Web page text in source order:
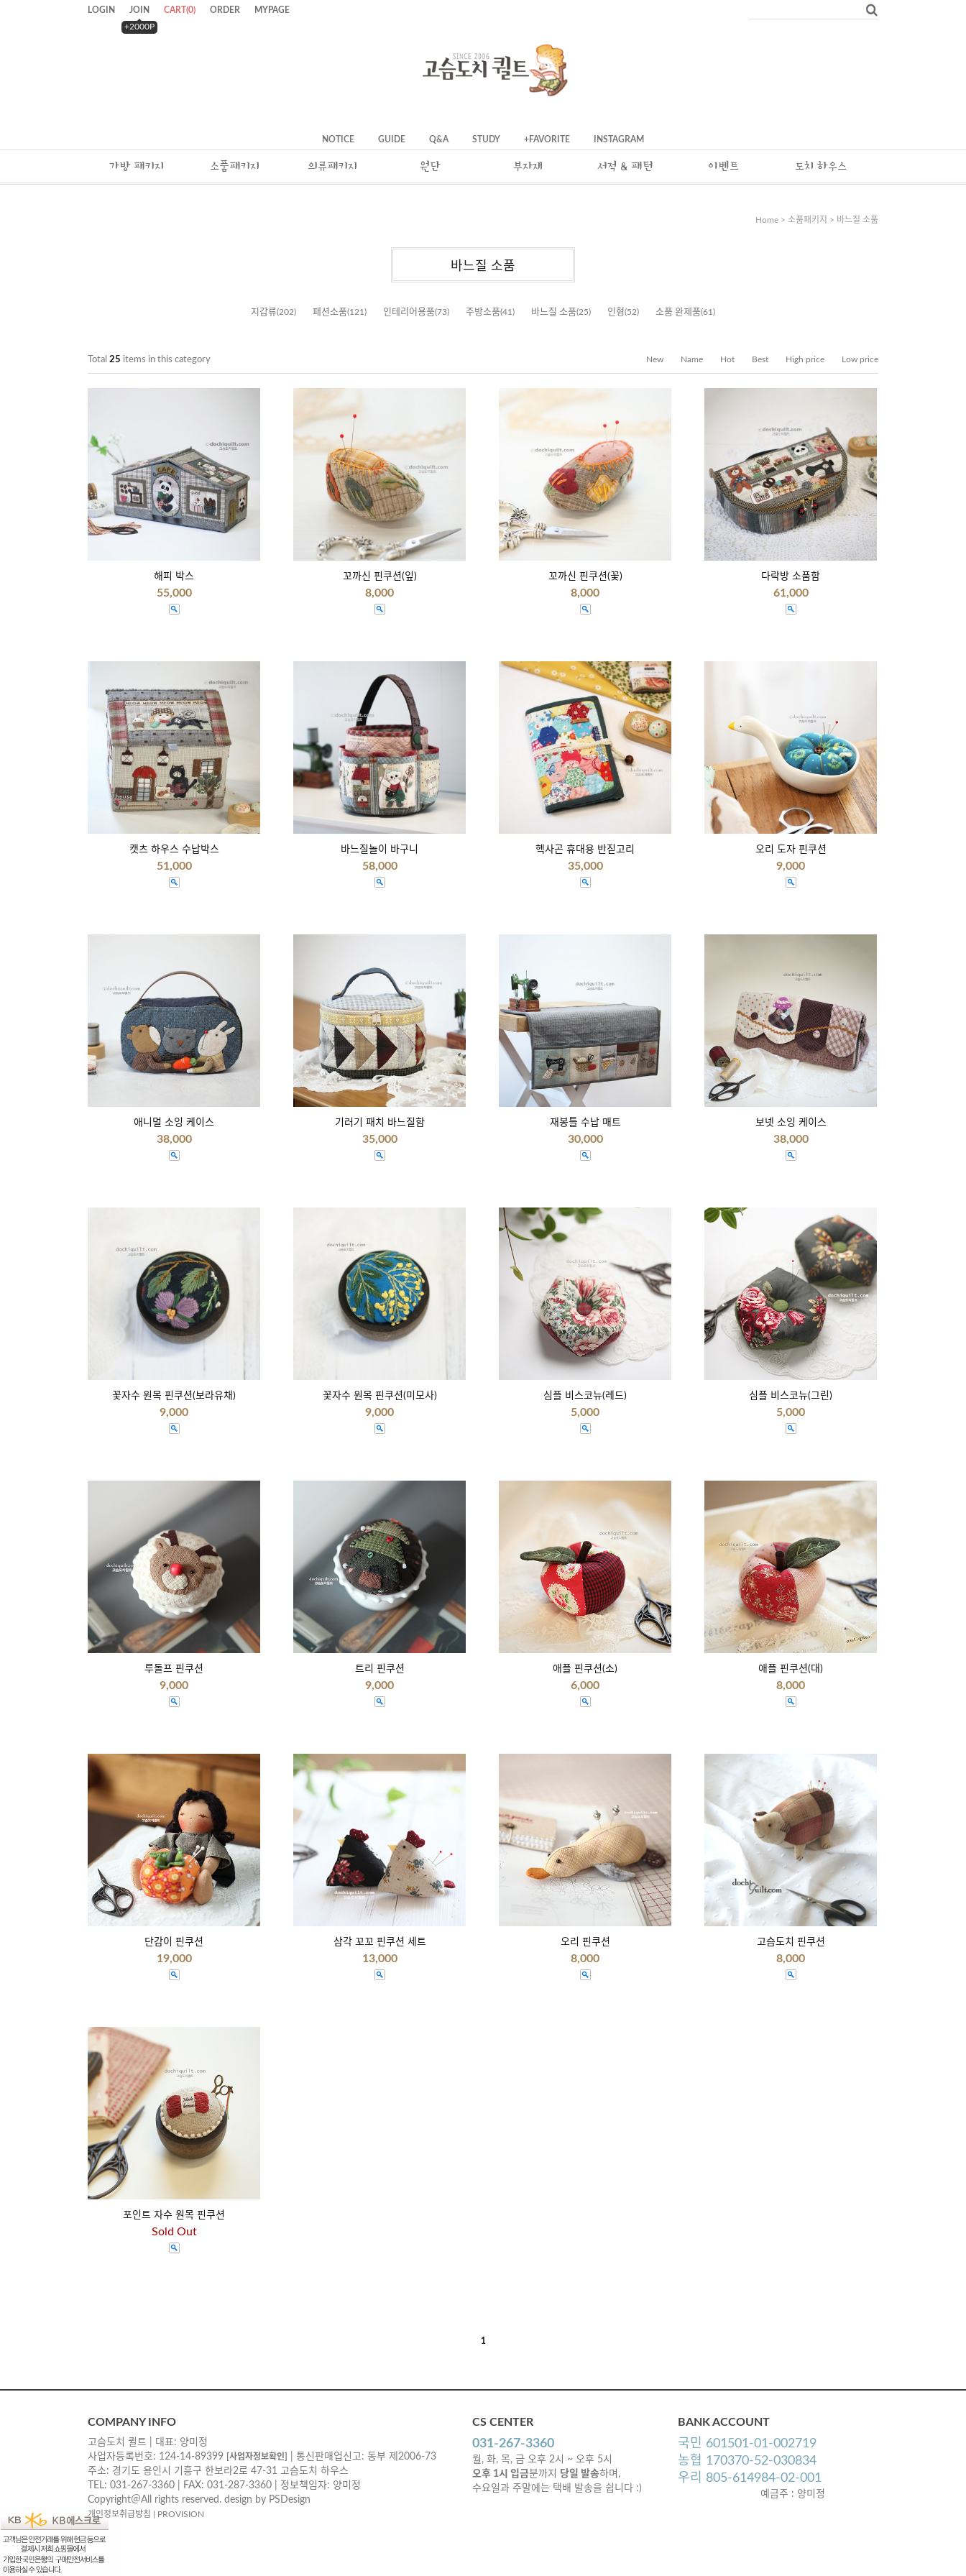
LOGIN
JOIN
+2000P
CART(0) ORDER MYPAGE
NOTICE GUIDE Q&A STUDY +FAVORITE INSTAGRAM
가방 패키지 소품패키지 의류패키지 원단 부자재 서적 & 패턴 이벤트 도치 하우스
Home > 소품패키지 > 바느질 소품
바느질 소품
지갑류(202) 패션소품(121) 인테리어용품(73) 주방소품(41) 바느질 소품(25) 인형(52) 소품 완제품(61)
Total 25 items in this category New Name Hot Best High price Low price
해피 박스
55,000
꼬까신 핀쿠션(잎)
8,000
꼬까신 핀쿠션(꽃)
8,000
다락방 소품함
61,000
캣츠 하우스 수납박스
51,000
바느질놀이 바구니
58,000
헥사곤 휴대용 반짇고리
35,000
오리 도자 핀쿠션
9,000
애니멀 소잉 케이스
38,000
기러기 패치 바느질함
35,000
재봉틀 수납 매트
30,000
보넷 소잉 케이스
38,000
꽃자수 원목 핀쿠션(보라유채)
9,000
꽃자수 원목 핀쿠션(미모사)
9,000
심플 비스코뉴(레드)
5,000
심플 비스코뉴(그린)
5,000
루돌프 핀쿠션
9,000
트리 핀쿠션
9,000
애플 핀쿠션(소)
6,000
애플 핀쿠션(대)
8,000
단감이 핀쿠션
19,000
삼각 꼬꼬 핀쿠션 세트
13,000
오리 핀쿠션
8,000
고슴도치 핀쿠션
8,000
포인트 자수 원목 핀쿠션
Sold Out
1
COMPANY INFO
고슴도치 퀼트 | 대표: 양미정
사업자등록번호: 124-14-89399
[사업자정보확인]
| 통신판매업신고: 동부 제2006-73
주소: 경기도 용인시 기흥구 한보라2로 47-31 고슴도치 하우스
TEL: 031-267-3360 | FAX: 031-287-3360 | 정보책임자: 양미정
Copyright＠All rights reserved. design by PSDesign
CS CENTER
031-267-3360
월, 화, 목, 금 오후 2시 ~ 오후 5시
오후 1시 입금분까지 당일 발송하며,
수요일과 주말에는 택배 발송을 쉽니다 :)
BANK ACCOUNT
국민 601501-01-002719
농협 170370-52-030834
우리 805-614984-02-001
예금주 : 양미정
개인정보취급방침 PROVISION